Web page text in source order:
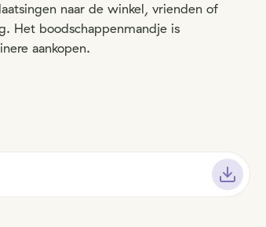
naar de winkel, vrienden of
Het boodschappenmandje is
aankopen.